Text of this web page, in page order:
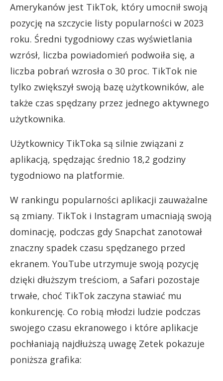
Amerykanów jest TikTok, który umocnił swoją
pozycję na szczycie listy popularności w 2023
roku. Średni tygodniowy czas wyświetlania
wzrósł, liczba powiadomień podwoiła się, a
liczba pobrań wzrosła o 30 proc. TikTok nie
tylko zwiększył swoją bazę użytkowników, ale
także czas spędzany przez jednego aktywnego
użytkownika.
Użytkownicy TikToka są silnie związani z
aplikacją, spędzając średnio 18,2 godziny
tygodniowo na platformie.
W rankingu popularności aplikacji zauważalne
są zmiany. TikTok i Instagram umacniają swoją
dominację, podczas gdy Snapchat zanotował
znaczny spadek czasu spędzanego przed
ekranem. YouTube utrzymuje swoją pozycję
dzięki dłuższym treściom, a Safari pozostaje
trwałe, choć TikTok zaczyna stawiać mu
konkurencję. Co robią młodzi ludzie podczas
swojego czasu ekranowego i które aplikacje
pochłaniają najdłuższą uwagę Zetek pokazuje
poniższa grafika: